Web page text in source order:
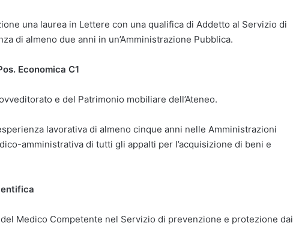
una laurea in Lettere con una qualifica di Addetto al Servizio di
di almeno due anni in un’Amministrazione Pubblica.
Economica C1
e del Patrimonio mobiliare dell’Ateneo.
lavorativa di almeno cinque anni nelle Amministrazioni
amministrativa di tutti gli appalti per l’acquisizione di beni e
Medico Competente nel Servizio di prevenzione e protezione dai